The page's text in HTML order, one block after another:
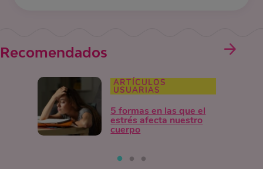
Recomendados
ARTÍCULOS
USUARIAS
5 formas en las que el
estrés afecta nuestro
cuerpo